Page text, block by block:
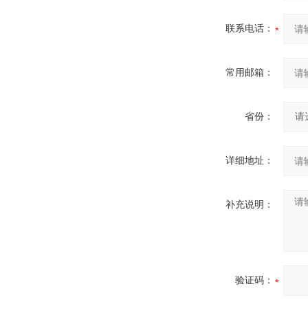
联系电话：
常用邮箱：
省份：
详细地址：
补充说明：
验证码：